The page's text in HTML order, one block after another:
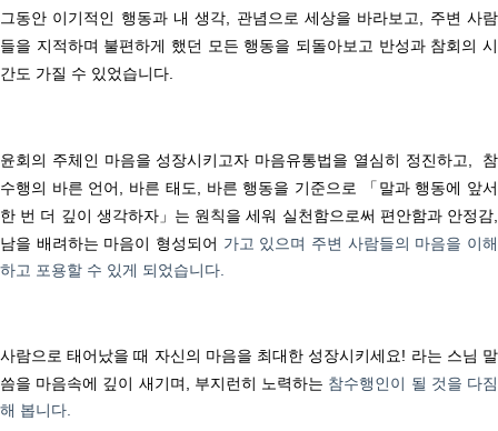
그동안 이기적인 행동과 내 생각
관념으로 세상을 바라보고
주변 사람
들을 지적하며 불편하게 했던 모든 행동을 되돌아보고 반성과 참회의 시
간도 가질 수 있었습니다
윤회의 주체인 마음을 성장시키고자 마음유통법을 열심히 정진하고
참
수행의 바른 언어
바른 태도 바른 행동을 기준으로 「말과 행동에 앞서
한 번 더 깊이 생각하자」 는 원칙을 세워 실천함으로써 편안함과 안정감
남을 배려하는 마음이 형성되어 가고 있으며 주변 사람들의 마음을 이해
하고 포용할 수 있게 되었습니다
사람으로 태어났을 때 자신의 마음을 최대한 성장시키세요! 라는 스님 말
씀을 마음속에 깊이 새기며 부지런히 노력하는 참수행인이 될 것을 다짐
해 봅니다